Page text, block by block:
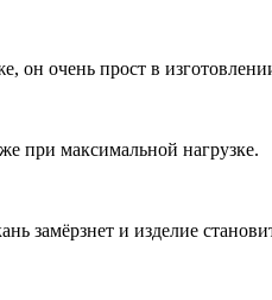
он очень прост в
при максимальной нагрузке.
замёрзнет и изделие